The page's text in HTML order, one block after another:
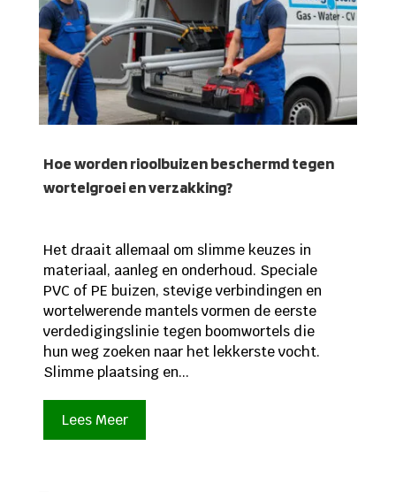
Hoe worden rioolbuizen beschermd tegen
wortelgroei en verzakking?
Het draait allemaal om slimme keuzes in
materiaal, aanleg en onderhoud. Speciale
PVC of PE buizen, stevige verbindingen en
wortelwerende mantels vormen de eerste
verdedigingslinie tegen boomwortels die
hun weg zoeken naar het lekkerste vocht.
Slimme plaatsing en...
Lees Meer